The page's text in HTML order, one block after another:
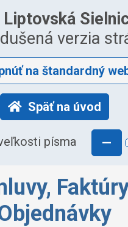
Liptovská
verzia
na štandardný
Späť na úvod
písma —